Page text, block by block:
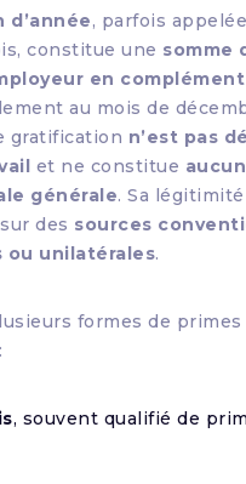
d’année, parfois
constitue une somme
en
au mois de
gratification n’est pas
et ne constitue
générale. Sa
des sources
unilatérales.
formes de primes
, souvent qualifié de